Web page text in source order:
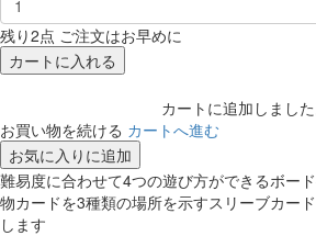
残り2点 ご注文はお早めに
カートに入れる
カートに追加しました
お買い物を続ける カートへ進む
お気に入りに追加
難易度に合わせて4つの遊び方ができるボー
物カードを3種類の場所を示すスリーブカー
します